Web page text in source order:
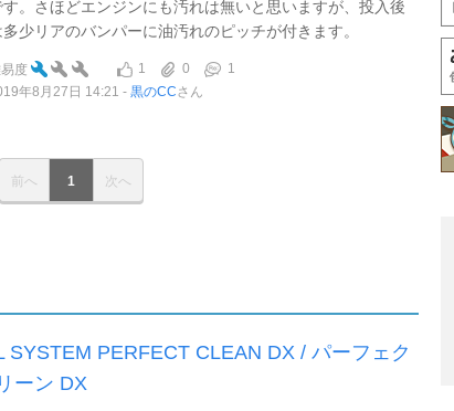
す。さほどエンジンにも汚れは無いと思いますが、投入後
多少リアのバンパーに油汚れのピッチが付きます。
度 1 0
1
年8月27日 14:21
黒のCCさん
前へ 1 次へ
SYSTEM PERFECT CLEAN DX / パーフェク
ーン DX